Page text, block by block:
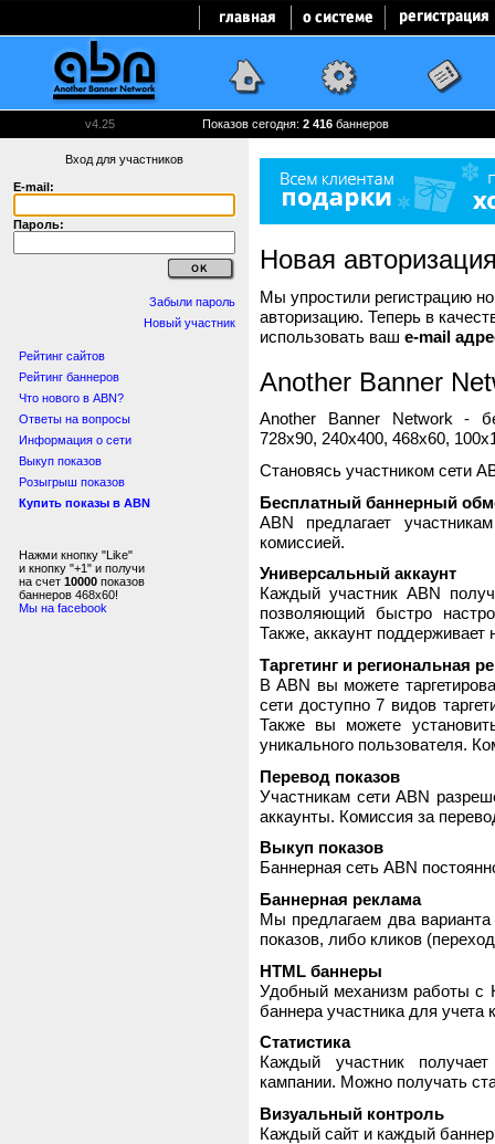
v4.25 Показов сегодня: 2 416 баннеров
Вход для участников
E-mail:
Пароль:
Забыли пароль
Новый участник
Рейтинг сайтов
Рейтинг баннеров
Что нового в ABN?
Ответы на вопросы
Информация о сети
Выкуп показов
Розыгрыш показов
Купить показы в ABN
Нажми кнопку "Like"
и кнопку "+1" и получи
на счет 10000 показов
баннеров 468x60!
Мы на facebook
Новая
Мы упростили регистрацию
авторизацию. Теперь в
использовать ваш e-mail
Another Banner
Another Banner Network -
728x90, 240x400, 468x60,
Становясь участником сети
Бесплатный баннерный
ABN предлагает
комиссией.
Универсальный аккаунт
Каждый участник ABN
позволяющий быстро
Также, аккаунт поддерживает
Таргетинг и региональная
В ABN вы можете
сети доступно 7 видов
Также вы можете
уникального пользователя.
Перевод показов
Участникам сети ABN
аккаунты. Комиссия за
Выкуп показов
Баннерная сеть ABN
Баннерная реклама
Мы предлагаем два
показов, либо кликов
HTML баннеры
Удобный механизм работы с
баннера участника для
Статистика
Каждый участник
кампании. Можно получать
Визуальный контроль
Каждый сайт и каждый